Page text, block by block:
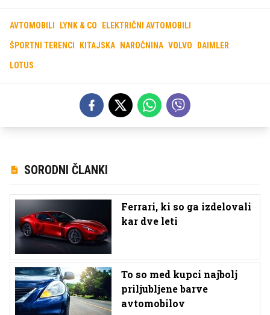
AVTOMOBILI LYNK & CO ELEKTRIČNI AVTOMOBILI
ŠPORTNI TERENCI KITAJSKA NAROČNINA VOLVO DAIMLER
LOTUS
SORODNI ČLANKI
Ferrari, ki so ga izdelovali
kar dve leti
To so med kupci najbolj
priljubljene barve
avtomobilov